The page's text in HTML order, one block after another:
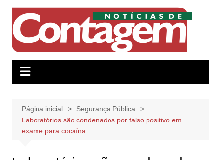
conteúdo
Página inicial
Segurança Pública
Laboratórios são condenados por falso positivo em
exame para cocaína